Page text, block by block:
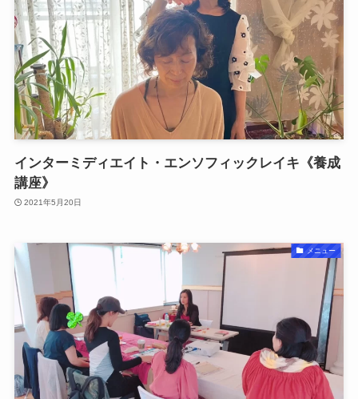
インターミディエイト・エンソフィックレイキ《養成
講座》
2021年5月20日
メニュー